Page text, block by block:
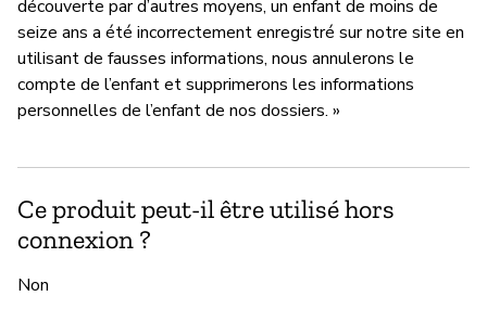
découverte par d’autres moyens, un enfant de moins de
seize ans a été incorrectement enregistré sur notre site en
utilisant de fausses informations, nous annulerons le
compte de l’enfant et supprimerons les informations
personnelles de l’enfant de nos dossiers. »
Ce produit peut-il être utilisé hors
connexion ?
Non